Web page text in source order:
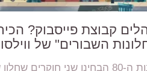
קבוצת פייסבוק?
השבורים" של
בשנות ה-80 הבחינו שני חוקרים